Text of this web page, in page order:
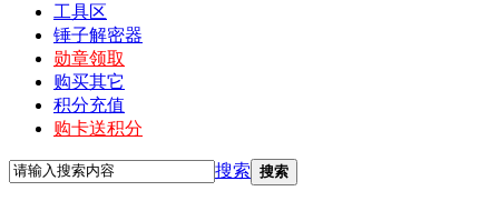
工具区
锤子解密器
勋章领取
购买其它
积分充值
购卡送积分
搜索 搜索